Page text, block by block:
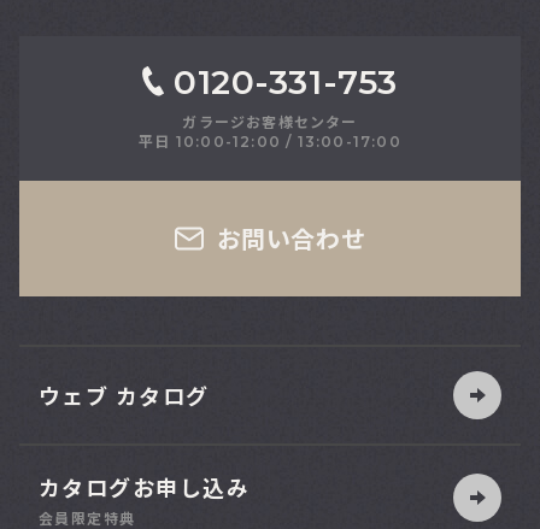
0120-331-753
ガラージお客様センター
平日 10:00-12:00 / 13:00-17:00
お問い合わせ
ウェブ カタログ
カタログお申し込み
会員限定特典